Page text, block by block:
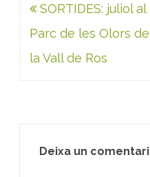
Navegació
d'entrades
SORTIDES: juliol al
Parc de les Olors de
la Vall de Ros
Deixa un comentari